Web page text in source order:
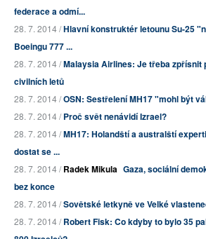
federace a odmí...
28. 7. 2014 /Hlavní konstruktér letounu Su-25
Boeingu 777 ...
28. 7. 2014 /Malaysia Airlines: Je třeba zpřísnit
civilních letů
28. 7. 2014 /OSN: Sestřelení MH17 "mohl být
28. 7. 2014 /Proč svět nenávidí Izrael?
28. 7. 2014 /MH17: Holandští a australští
dostat se ...
28. 7. 2014 /Radek Mikula Gaza, sociální
bez konce
28. 7. 2014 /Sovětské letkyně ve Velké
28. 7. 2014 /Robert Fisk: Co kdyby to bylo 35